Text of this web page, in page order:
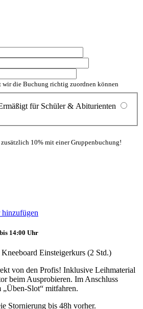
wir die Buchung richtig zuordnen können
für Schüler & Abiturienten
zusätzlich 10% mit einer Gruppenbuchung!
14:00 Uhr
Einsteigerkurs (2 Std.)
von den Profis! Inklusive Leihmaterial
beim Ausprobieren. Im Anschluss
Slot“ mitfahren.
Stornierung bis 48h vorher.